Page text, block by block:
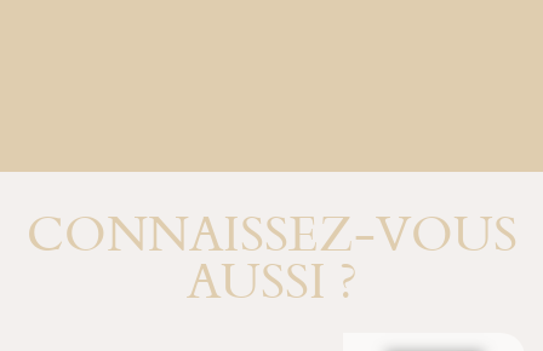
CONNAISSEZ-VOUS
AUSSI ?